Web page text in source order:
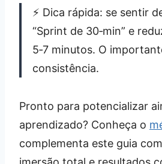
⚡ Dica rápida: se sentir
“Sprint de 30‑min” e
5‑7 minutos. O
consistência.
Pronto para potencializar
aprendizado? Conheça o
complementa este guia